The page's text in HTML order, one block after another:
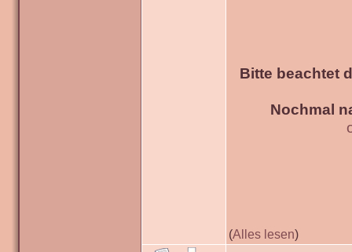
Bitte beachtet
Nochmal
(Alles lesen)